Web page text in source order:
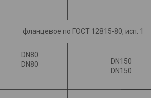
фланцевое по ГОСТ 12815-80, исп. 1
DN80
DN80
DN150
DN150